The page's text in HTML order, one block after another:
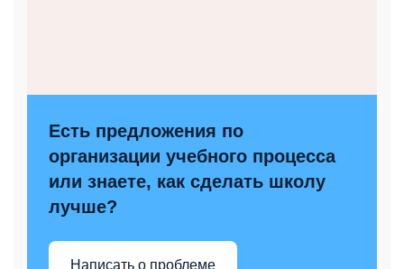
Есть предложения по
организации учебного процесса
или знаете, как сделать школу
лучше?
Написать о проблеме